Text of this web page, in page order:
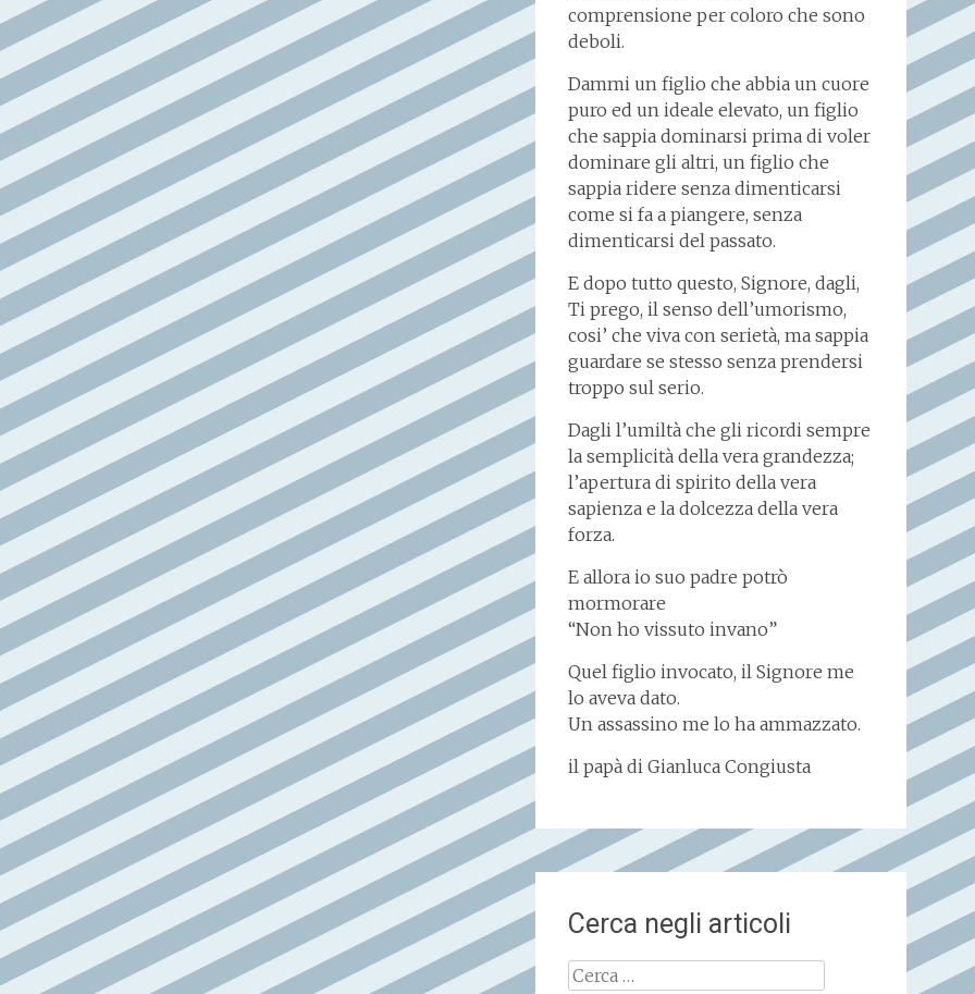
comprensione per coloro che sono
deboli.
Dammi un figlio che abbia un cuore
puro ed un ideale elevato, un figlio
che sappia dominarsi prima di voler
dominare gli altri, un figlio che
sappia ridere senza dimenticarsi
come si fa a piangere, senza
dimenticarsi del passato.
E dopo tutto questo, Signore, dagli,
Ti prego, il senso dell’umorismo,
cosi’ che viva con serietà, ma sappia
guardare se stesso senza prendersi
troppo sul serio.
Dagli l’umiltà che gli ricordi sempre
la semplicità della vera grandezza;
l’apertura di spirito della vera
sapienza e la dolcezza della vera
forza.
E allora io suo padre potrò
mormorare
“Non ho vissuto invano”
Quel figlio invocato, il Signore me
lo aveva dato.
Un assassino me lo ha ammazzato.
il papà di Gianluca Congiusta
Cerca negli articoli
Ricerca